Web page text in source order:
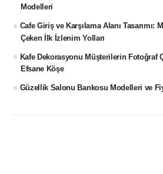
Modelleri
Cafe Giriş ve Karşılama Alanı Tasarımı:
Çeken İlk İzlenim Yolları
Kafe Dekorasyonu Müşterilerin Fotoğraf
Efsane Köşe
Güzellik Salonu Bankosu Modelleri ve